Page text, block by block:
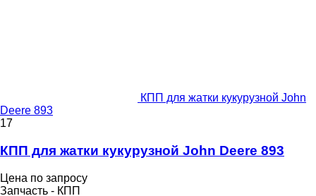
КПП для жатки кукурузной John
Deere 893
17
КПП для жатки кукурузной John Deere 893
Цена по запросу
Запчасть - КПП